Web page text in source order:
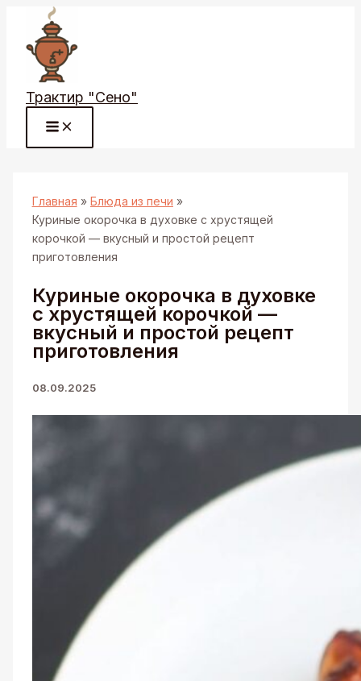
Перейти
содержимому
Трактир "Сено"
Главная
Блюда из печи
Куриные окорочка в духовке с хрустящей
корочкой — вкусный и простой рецепт
приготовления
Куриные окорочка в духовке
с хрустящей корочкой —
вкусный и простой рецепт
приготовления
08.09.2025